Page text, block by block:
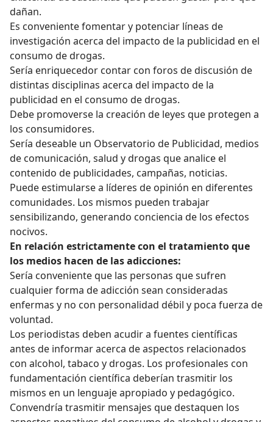
dañan.
Es conveniente fomentar y potenciar líneas de
investigación acerca del impacto de la publicidad en el
consumo de drogas.
Sería enriquecedor contar con foros de discusión de
distintas disciplinas acerca del impacto de la
publicidad en el consumo de drogas.
Debe promoverse la creación de leyes que protegen a
los consumidores.
Sería deseable un Observatorio de Publicidad, medios
de comunicación, salud y drogas que analice el
contenido de publicidades, campañas, noticias.
Puede estimularse a líderes de opinión en diferentes
comunidades. Los mismos pueden trabajar
sensibilizando, generando conciencia de los efectos
nocivos.
En relación estrictamente con el tratamiento que
los medios hacen de las adicciones:
Sería conveniente que las personas que sufren
cualquier forma de adicción sean consideradas
enfermas y no con personalidad débil y poca fuerza de
voluntad.
Los periodistas deben acudir a fuentes científicas
antes de informar acerca de aspectos relacionados
con alcohol, tabaco y drogas. Los profesionales con
fundamentación científica deberían trasmitir los
mismos en un lenguaje apropiado y pedagógico.
Convendría trasmitir mensajes que destaquen los